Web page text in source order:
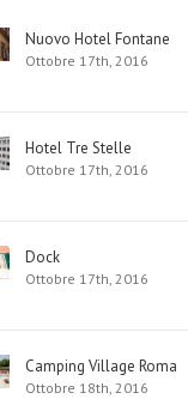
Nuovo Hotel Fontane
Ottobre 17th, 2016
Hotel Tre Stelle
Ottobre 17th, 2016
Dock
Ottobre 17th, 2016
Camping Village Roma
Ottobre 18th, 2016